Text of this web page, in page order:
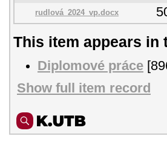
rudlová_2024_vp.docx
This item appears in
Diplomové práce
Show full item record